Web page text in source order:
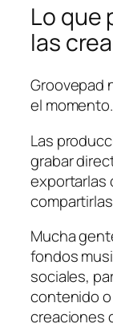
Lo que
las
Groovepad
el momento.
Las
grabar
exportarlas
Mucha
fondos
sociales,
contenido
creaciones